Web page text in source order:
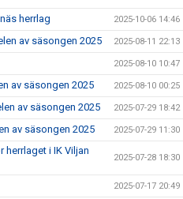
herrlag 2025-10-06 14:46
av säsongen 2025 2025-08-11 22:13
2025-08-10 10:47
av säsongen 2025 2025-08-10 00:25
av säsongen 2025 2025-07-29 18:42
av säsongen 2025 2025-07-29 11:30
herrlaget i IK Viljan
2025-07-28 18:30
2025-07-17 20:49